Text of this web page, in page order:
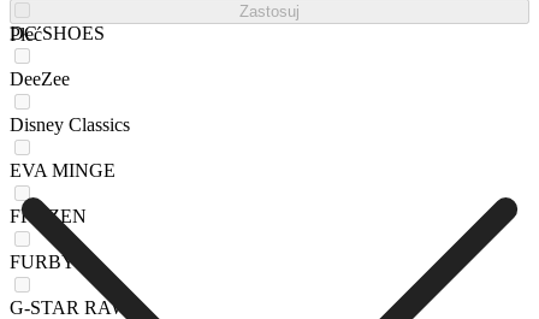
DC SHOES
DeeZee
Disney Classics
EVA MINGE
FROZEN
FURBY
G-STAR RAW
Zastosuj
Płeć